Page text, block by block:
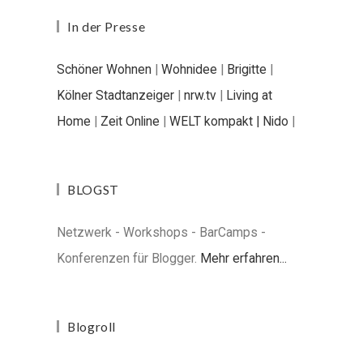
In der Presse
Schöner Wohnen | Wohnidee | Brigitte |
Kölner Stadtanzeiger | nrw.tv | Living at
Home | Zeit Online | WELT kompakt | Nido |
BLOGST
Netzwerk - Workshops - BarCamps -
Konferenzen für Blogger. Mehr erfahren...
Blogroll